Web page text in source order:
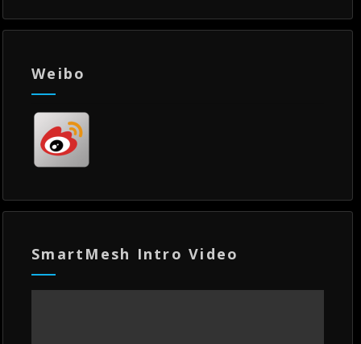
Weibo
SmartMesh Intro Video